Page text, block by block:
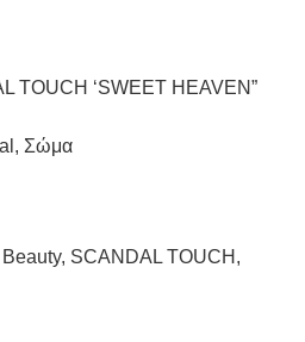
TOUCH ‘SWEET HEAVEN”
, Σώμα
, SCANDAL TOUCH ,